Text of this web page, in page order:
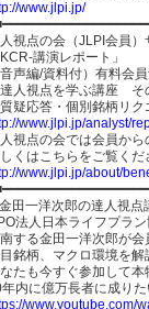
www.jlpi.jp/
視点の会（JLPI会員）
KCR-講演レポート」
音声編/資料付）有料会
人視点を学ぶ講座 そ
疑応答・個別銘柄リク
www.jlpi.jp/analyst/
視点の会では会員から
くはこちらをご覧くだ
www.jlpi.jp/about/
田一洋次郎の達人視
法人日本ライフプラ
する金田一洋次郎が会
銘柄、マクロ環境を解
たも今すぐ参加して
年内に億万長者に成り
www.youtube.com/